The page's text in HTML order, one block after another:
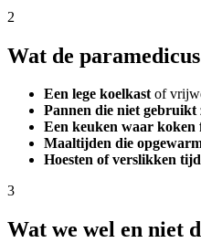
2
Wat de
Een lege koelkastof
Pannen die niet gebruikt
Een keuken waar koken
Maaltijden die
Hoesten of verslikken
3
Wat we wel en niet